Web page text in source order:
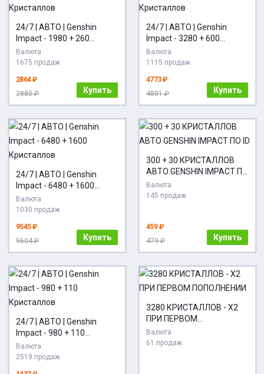
24/7 | АВТО | Genshin
Impact - 1980 + 260
Кристаллов
Валюта
1675 продаж
2864 ₽
2880 ₽
Купить
24/7 | АВТО | Genshin
Impact - 3280 + 600
Кристаллов
Валюта
1115 продаж
4773 ₽
4801 ₽
Купить
24/7 | АВТО | Genshin
Impact - 6480 + 1600
Кристаллов
Валюта
1030 продаж
9545 ₽
9604 ₽
Купить
300 + 30 КРИСТАЛЛОВ
АВТО GENSHIN IMPACT ПО
ID
Валюта
145 продаж
459 ₽
479 ₽
Купить
24/7 | АВТО | Genshin
Impact - 980 + 110
Кристаллов
Валюта
2519 продаж
3280 КРИСТАЛЛОВ - Х2
ПРИ ПЕРВОМ
ПОПОЛНЕНИИ
Валюта
61 продаж